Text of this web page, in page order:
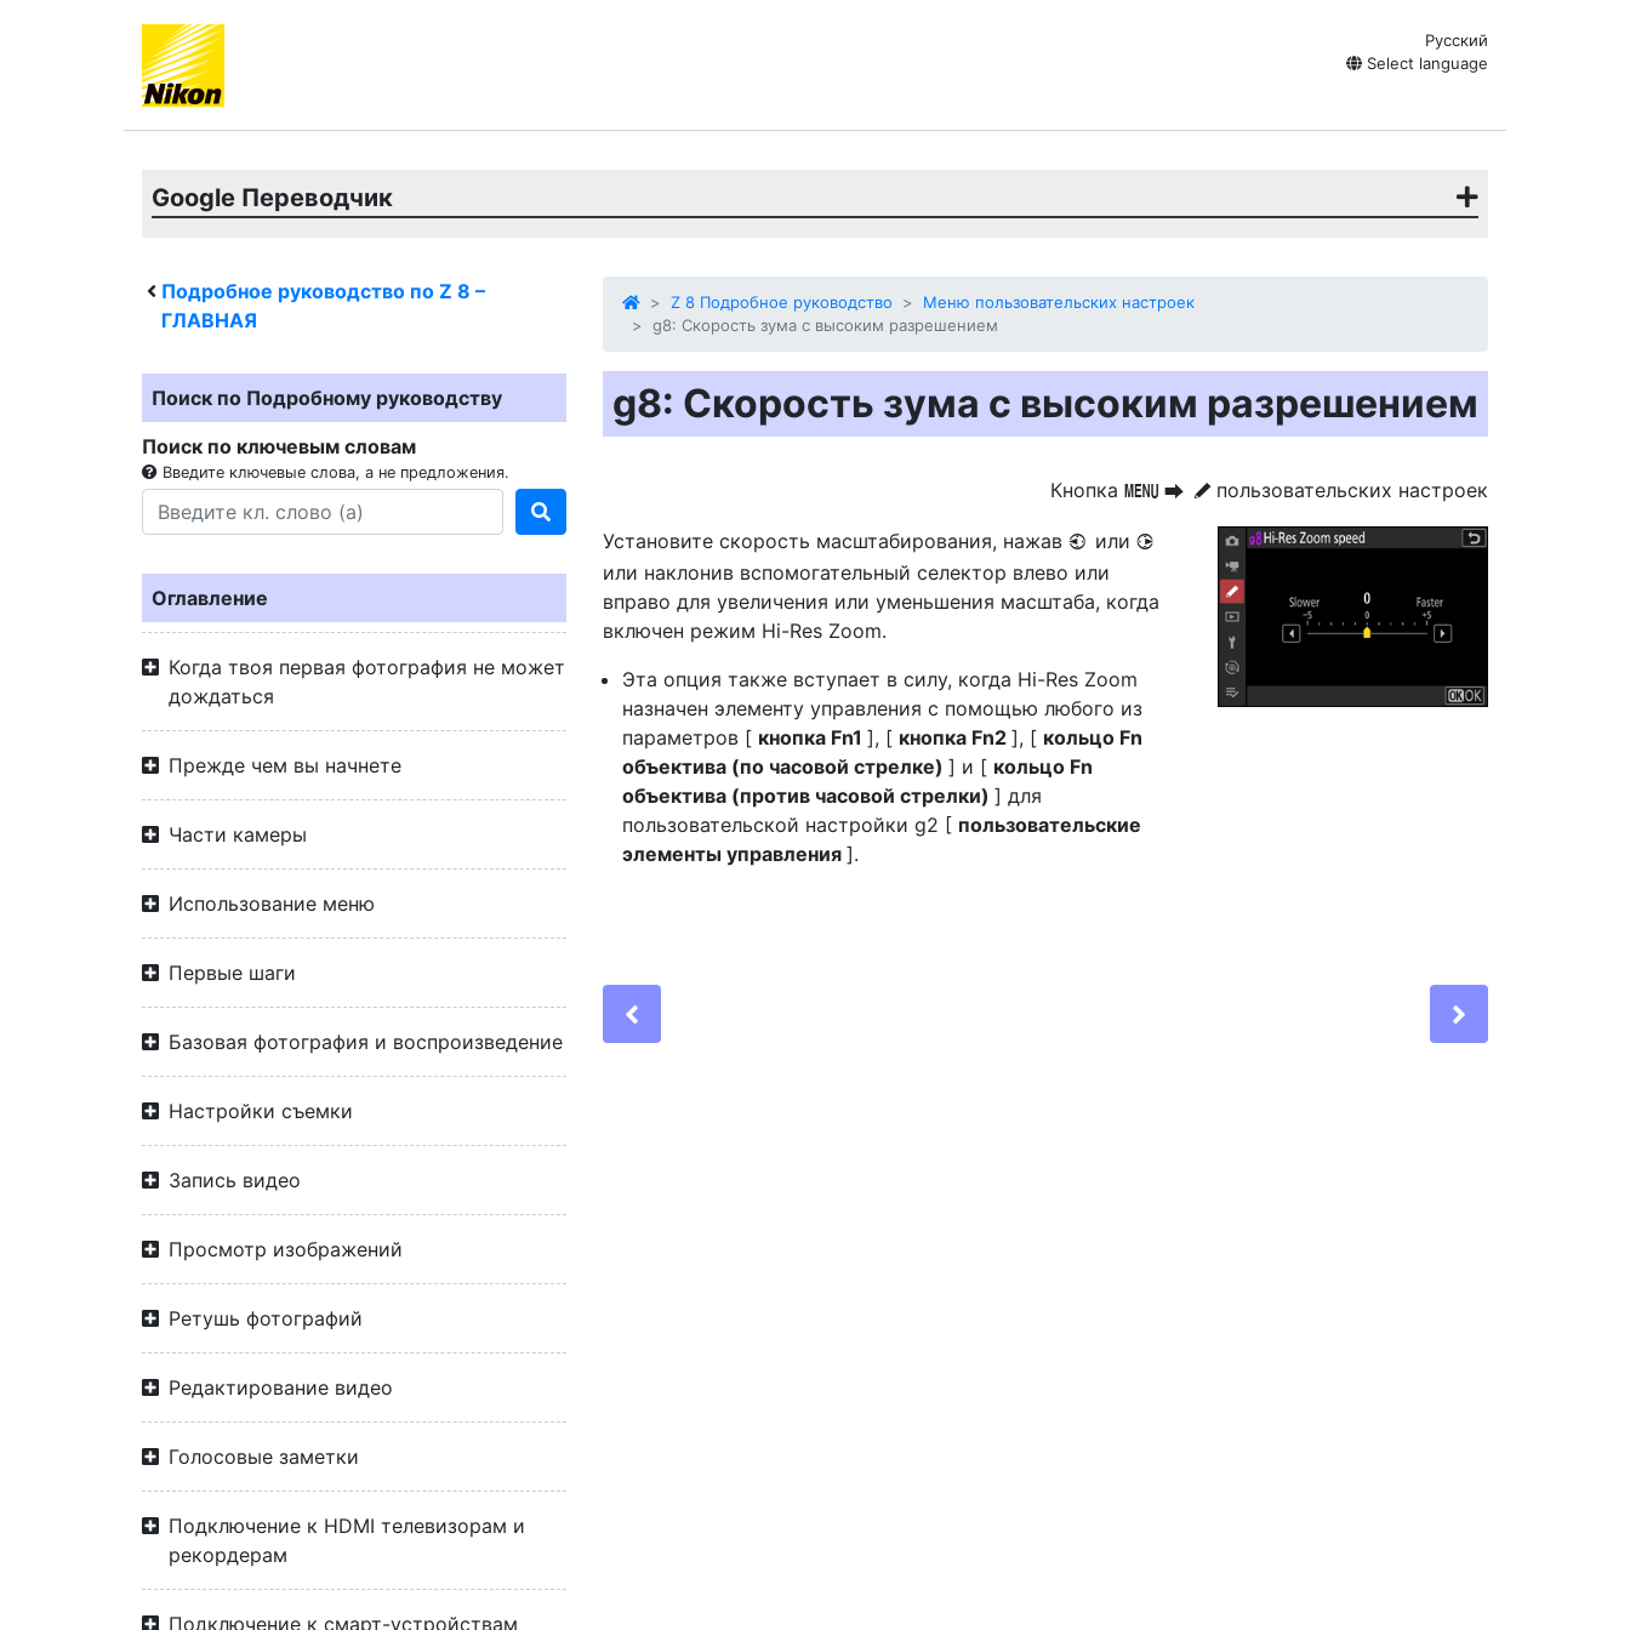
Русский
Select language
Google Переводчик
Подробное руководство по Z 8 –
ГЛАВНАЯ
Поиск по Подробному руководству
Поиск по ключевым словам
Введите ключевые слова, а не предложения.
Оглавление
Когда твоя первая фотография не может
дождаться
Прежде чем вы начнете
Части камеры
Использование меню
Первые шаги
Базовая фотография и воспроизведение
Настройки съемки
Запись видео
Просмотр изображений
Ретушь фотографий
Редактирование видео
Голосовые заметки
Подключение к HDMI телевизорам и
рекордерам
Подключение к смарт-устройствам
Z 8 Подробное руководство
Меню пользовательских настроек
g8: Скорость зума с высоким разрешением
g8: Скорость зума с высоким разрешением
Кнопка G U A пользовательских настроек
Установите скорость масштабирования, нажав 4 или 2
или наклонив вспомогательный селектор влево или
вправо для увеличения или уменьшения масштаба, когда
включен режим Hi-Res Zoom.
Эта опция также вступает в силу, когда Hi-Res Zoom
назначен элементу управления с помощью любого из
параметров [ кнопка Fn1 ], [ кнопка Fn2 ], [ кольцо Fn
объектива (по часовой стрелке) ] и [ кольцо Fn
объектива (против часовой стрелки) ] для
пользовательской настройки g2 [ пользовательские
элементы управления ].